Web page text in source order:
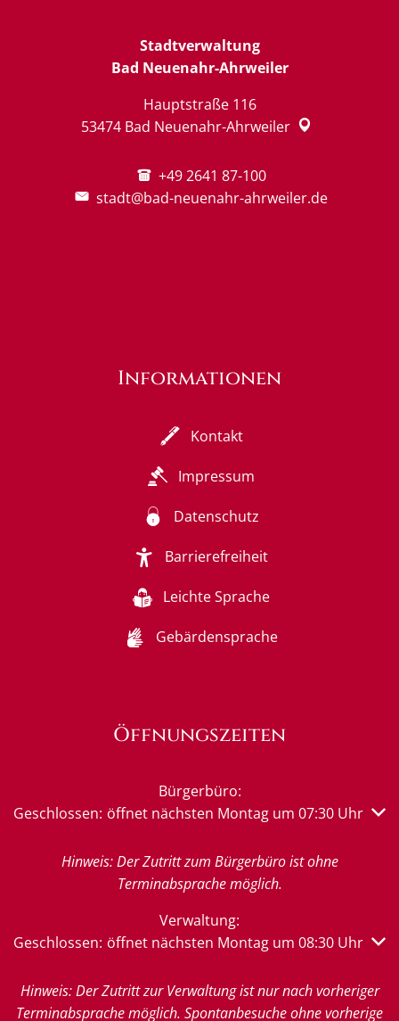
Stadtverwaltung
Bad Neuenahr-Ahrweiler
Hauptstraße 116
53474 Bad Neuenahr-Ahrweiler
+49 2641 87-100
stadt@bad-neuenahr-ahrweiler.de
Informationen
Kontakt
Impressum
Datenschutz
Barrierefreiheit
Leichte Sprache
Gebärdensprache
Öffnungszeiten
Bürgerbüro:
Klicken, um weitere Öffnungs- oder Schließzeiten
Geschlossen: öffnet nächsten Montag um 07:30 Uhr
Hinweis: Der Zutritt zum Bürgerbüro ist ohne
Terminabsprache möglich.
Verwaltung:
Klicken, um weitere Öffnungs- oder Schließzeiten
Geschlossen: öffnet nächsten Montag um 08:30 Uhr
Hinweis: Der Zutritt zur Verwaltung ist nur nach vorheriger
Terminabsprache möglich. Spontanbesuche ohne vorherige